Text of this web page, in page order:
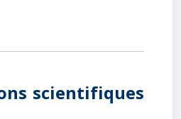
scientifiques